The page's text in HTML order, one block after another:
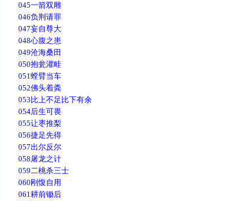
045一箭双雕
046负荆请罪
047妄自尊大
048心腹之患
049沧海桑田
050抱瓮灌畦
051螳臂当车
052佛头着粪
053比上不足比下有余
054后生可畏
055让枣推梨
056捷足先得
057出尔反尔
058屠龙之计
059二桃杀三士
060刚愎自用
061耕前锄后